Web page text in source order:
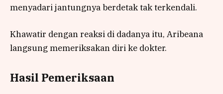
menyadari jantungnya berdetak tak terkendali.
Khawatir dengan reaksi di dadanya itu, Aribeana
langsung memeriksakan diri ke dokter.
Hasil Pemeriksaan